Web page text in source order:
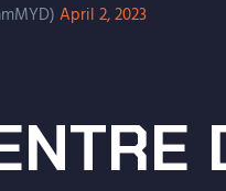
April 2, 2023